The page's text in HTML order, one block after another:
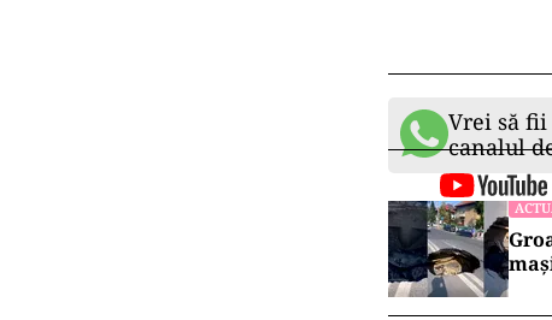
Vrei să fii
canalul